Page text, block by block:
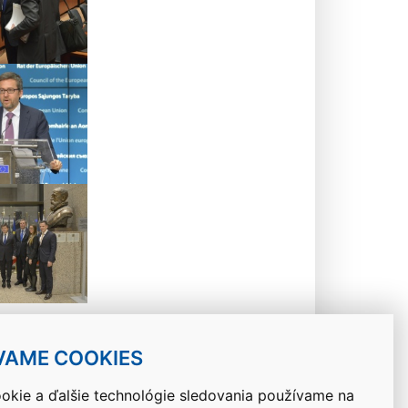
COOKIES
a ďalšie technológie sledovania používame na